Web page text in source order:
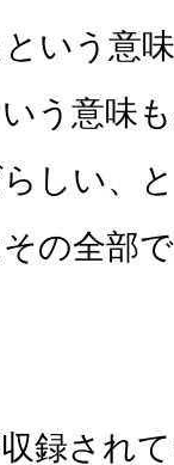
いう意
う意味
しい、
の全部
録され